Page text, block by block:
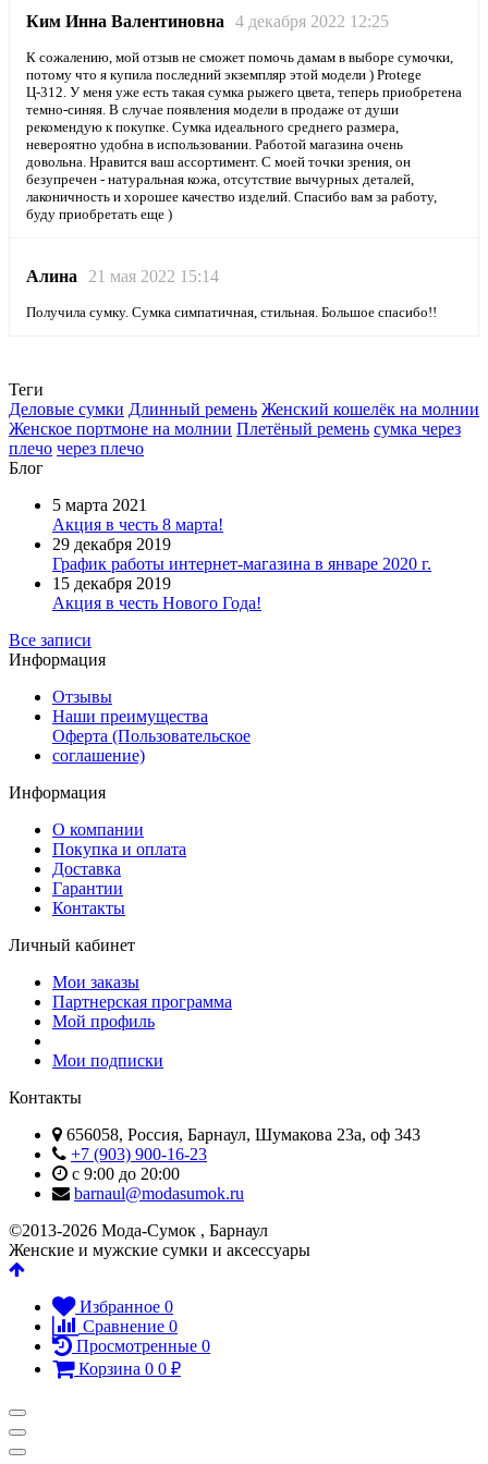
Ким Инна Валентиновна 4 декабря 2022 12:25
К сожалению, мой отзыв не сможет помочь дамам в выборе сумочки,
потому что я купила последний экземпляр этой модели ) Protege
Ц-312. У меня уже есть такая сумка рыжего цвета, теперь приобретена
темно-синяя. В случае появления модели в продаже от души
рекомендую к покупке. Сумка идеального среднего размера,
невероятно удобна в использовании. Работой магазина очень
довольна. Нравится ваш ассортимент. С моей точки зрения, он
безупречен - натуральная кожа, отсутствие вычурных деталей,
лаконичность и хорошее качество изделий. Спасибо вам за работу,
буду приобретать еще )
Алина 21 мая 2022 15:14
Получила сумку. Сумка симпатичная, стильная. Большое спасибо!!
Теги
Деловые сумки Длинный ремень Женский кошелёк на молнии
Женское портмоне на молнии Плетёный ремень сумка через
плечо через плечо
Блог
5 марта 2021
Акция в честь 8 марта!
29 декабря 2019
График работы интернет-магазина в январе 2020 г.
15 декабря 2019
Акция в честь Нового Года!
Все записи
Информация
Отзывы
Наши преимущества
Оферта (Пользовательское
соглашение)
Информация
О компании
Покупка и оплата
Доставка
Гарантии
Контакты
Личный кабинет
Мои заказы
Партнерская программа
Мой профиль
Мои подписки
Контакты
656058, Россия, Барнаул, Шумакова 23а, оф 343
+7 (903) 900-16-23
с 9:00 до 20:00
barnaul@modasumok.ru
©2013-2026 Мода-Сумок , Барнаул
Женские и мужские сумки и аксессуары
Избранное 0
Сравнение 0
Просмотренные 0
Корзина 0 0 ₽